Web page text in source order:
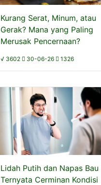
Kurang Serat, Minum, atau
Gerak? Mana yang Paling
Merusak Pencernaan?
√ 3602 30-06-26 1326
Lidah Putih dan Napas Bau
Ternyata Cerminan Kondisi